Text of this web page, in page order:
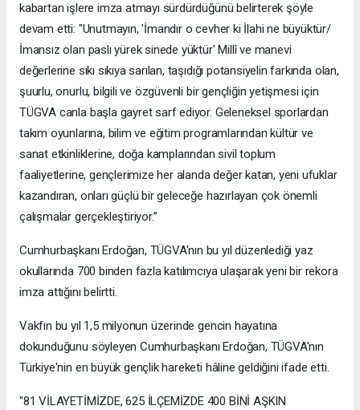
kabartan işlere imza atmayı sürdürdüğünü belirterek şöyle
devam etti: "Unutmayın, 'İmandır o cevher ki İlahi ne büyüktür/
İmansız olan paslı yürek sinede yüktür' Millî ve manevi
değerlerine sıkı sıkıya sarılan, taşıdığı potansiyelin farkında olan,
şuurlu, onurlu, bilgili ve özgüvenli bir gençliğin yetişmesi için
TÜGVA canla başla gayret sarf ediyor. Geleneksel sporlardan
takım oyunlarına, bilim ve eğitim programlarından kültür ve
sanat etkinliklerine, doğa kamplarından sivil toplum
faaliyetlerine, gençlerimize her alanda değer katan, yeni ufuklar
kazandıran, onları güçlü bir geleceğe hazırlayan çok önemli
çalışmalar gerçekleştiriyor.”
Cumhurbaşkanı Erdoğan, TÜGVA'nın bu yıl düzenlediği yaz
okullarında 700 binden fazla katılımcıya ulaşarak yeni bir rekora
imza attığını belirtti.
Vakfın bu yıl 1,5 milyonun üzerinde gencin hayatına
dokunduğunu söyleyen Cumhurbaşkanı Erdoğan, TÜGVA'nın
Türkiye'nin en büyük gençlik hareketi hâline geldiğini ifade etti.
"81 VİLAYETİMİZDE, 625 İLÇEMİZDE 400 BİNİ AŞKIN